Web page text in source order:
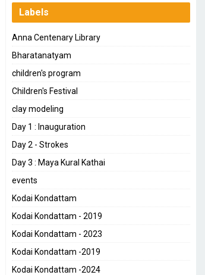
Labels
Anna Centenary Library
Bharatanatyam
children's program
Children's Festival
clay modeling
Day 1 : Inauguration
Day 2 - Strokes
Day 3 : Maya Kural Kathai
events
Kodai Kondattam
Kodai Kondattam - 2019
Kodai Kondattam - 2023
Kodai Kondattam -2019
Kodai Kondattam -2024